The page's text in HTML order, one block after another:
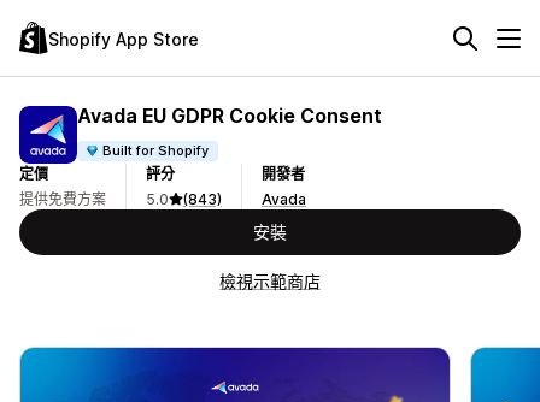
Shopify App Store
Avada EU GDPR Cookie Consent
Built for Shopify
定價
提供免費方案
評分
5.0
(843)
開發者
Avada
安裝
檢視示範商店